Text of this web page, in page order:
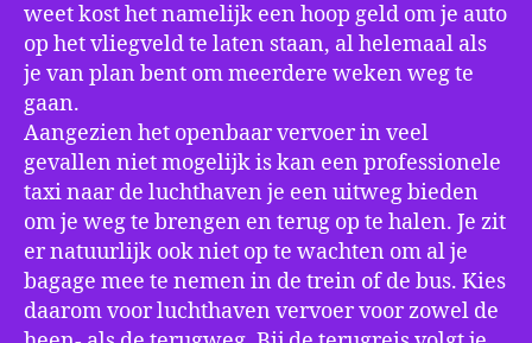
weet kost het namelijk een hoop geld om je auto
op het vliegveld te laten staan, al helemaal als
je van plan bent om meerdere weken weg te
gaan.
Aangezien het openbaar vervoer in veel
gevallen niet mogelijk is kan een professionele
taxi naar de luchthaven je een uitweg bieden
om je weg te brengen en terug op te halen. Je zit
er natuurlijk ook niet op te wachten om al je
bagage mee te nemen in de trein of de bus. Kies
daarom voor luchthaven vervoer voor zowel de